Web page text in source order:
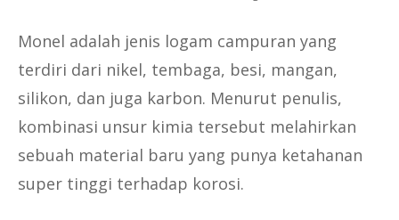
Monel adalah jenis logam campuran yang
terdiri dari nikel, tembaga, besi, mangan,
silikon, dan juga karbon. Menurut penulis,
kombinasi unsur kimia tersebut melahirkan
sebuah material baru yang punya ketahanan
super tinggi terhadap korosi.